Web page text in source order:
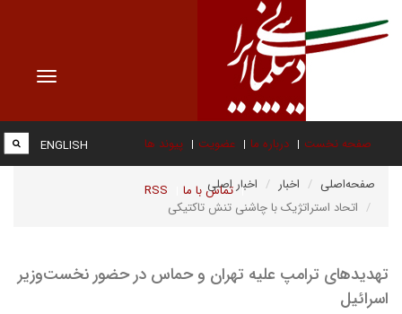
Toggle
صفحه نخست درباره ما عضویت پیوند ها
تماس با ما RSS
ENGLISH
صفحه‌اصلی اخبار
اخبار اصلی
اتحاد استراتژیک با چاشنی تنش تاکتیکی
تهدیدهای ترامپ علیه تهران و حماس در حضور نخست‌وزیر
اسرائیل